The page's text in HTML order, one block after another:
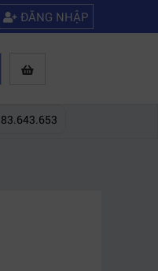
Mách bạn 5 cách khắc phục
ĐĂNG NHẬP